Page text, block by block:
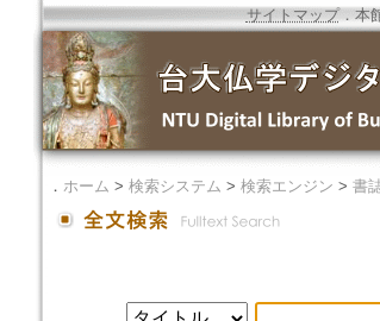
サイトマップ．本
． ホーム > 検索システム > 検索エンジン > 書